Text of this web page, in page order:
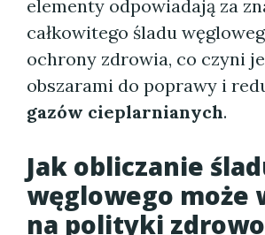
elementy odpowiadają za
całkowitego śladu
ochrony zdrowia, co czyni
obszarami do poprawy i
gazów cieplarnianych.
Jak obliczanie
węglowego może
na polityki